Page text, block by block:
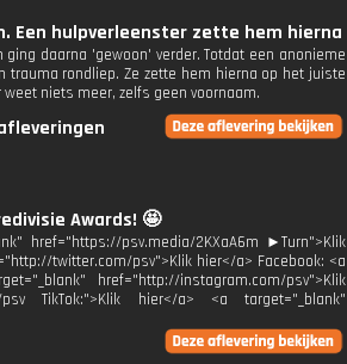
Een hulpverleenster zette hem hierna
daarna 'gewoon' verder. Totdat een anonieme
rondliep. Ze zette hem hierna op het juiste
niets meer, zelfs geen voornaam.
Awards! 🤩
href="https://psv.media/2KXaA6m ►Turn">Klik
twitter.com/psv">Klik hier</a> Facebook: <a
href="http://instagram.com/psv">Klik
TikTok:">Klik hier</a> <a target="_blank"